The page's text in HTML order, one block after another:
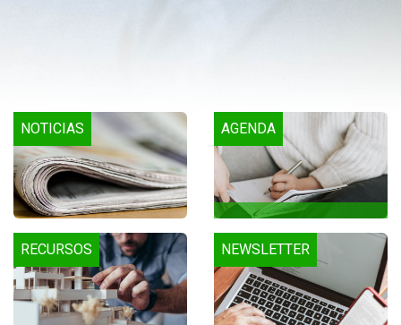
NOTICIAS AGENDA
RECURSOS NEWSLETTER